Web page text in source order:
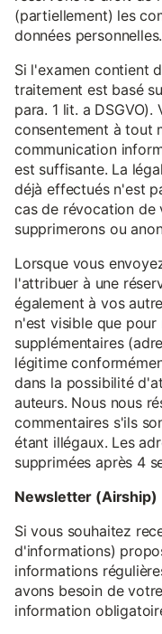
(partiellement) les
données personnelles.
Si l'examen contient
traitement est basé
para. 1 lit. a
consentement à tout
communication
est suffisante. La
déjà effectués n'est
cas de révocation de
supprimerons ou
Lorsque vous
l'attribuer à une
également à vos
n'est visible que
supplémentaires
légitime
dans la possibilité
auteurs. Nous nous
commentaires s'ils
étant illégaux. Les
supprimées après 4
Newsletter (Airship)
Si vous souhaitez
d'informations)
informations
avons besoin de
information